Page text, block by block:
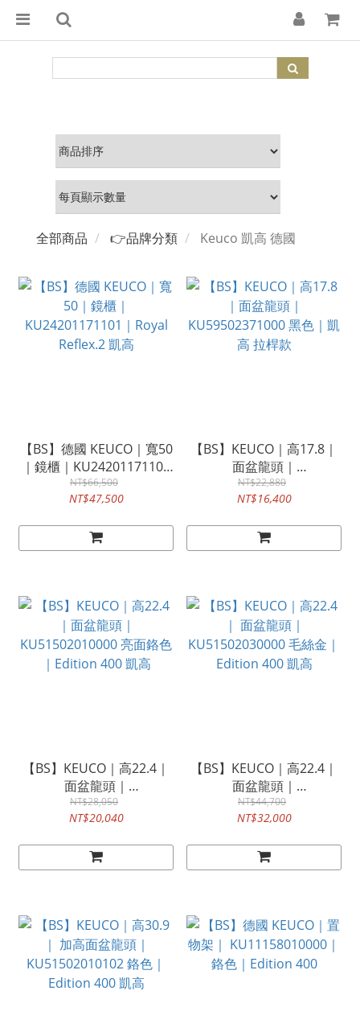
全部商品 👉品牌分類 Keuco 凱高 德國
【BS】德國 KEUCO｜寬50
｜鏡櫃｜KU24201171101
｜Royal Reflex.2 凱高
NT$66,500
NT$47,500
【BS】KEUCO｜高17.8｜
面盆龍頭｜
KU59502371000 黑色｜凱
高 拉桿款
NT$22,880
NT$16,400
【BS】KEUCO｜高22.4｜
面盆龍頭｜
KU51502010000 亮面鉻色
｜Edition 400 凱高
NT$28,050
NT$20,040
【BS】KEUCO｜高22.4｜
面盆龍頭｜
KU51502030000 毛絲金｜
Edition 400 凱高
NT$44,700
NT$32,000